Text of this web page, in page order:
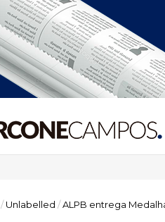
/Unlabelled /ALPB entrega